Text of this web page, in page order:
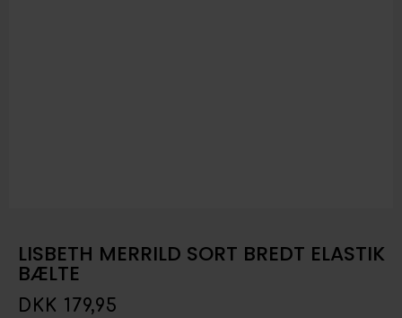
LISBETH MERRILD SORT BREDT ELASTIK
BÆLTE
DKK 179,95